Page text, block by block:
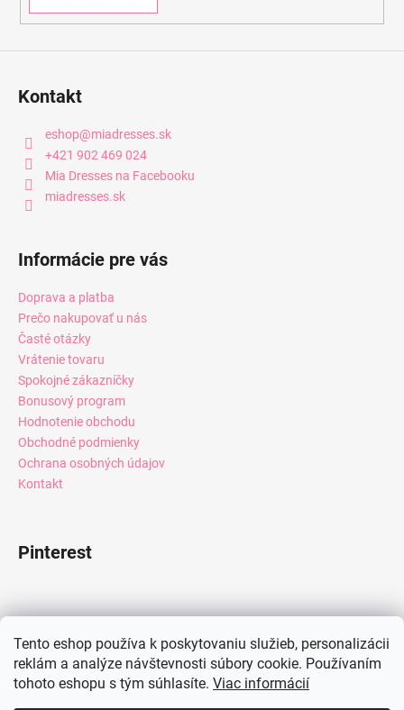
Tento eshop používa k poskytovaniu služieb, personalizácii
reklám a analýze návštevnosti súbory cookie. Používaním
tohoto eshopu s tým súhlasíte. Viac informácií
Kontakt
eshop@miadresses.sk
+421 902 469 024
Mia Dresses na Facebooku
miadresses.sk
Informácie pre vás
Doprava a platba
Prečo nakupovať u nás
Časté otázky
Vrátenie tovaru
Spokojné zákazníčky
Bonusový program
Hodnotenie obchodu
Obchodné podmienky
Ochrana osobných údajov
Kontakt
Pinterest
Instagram